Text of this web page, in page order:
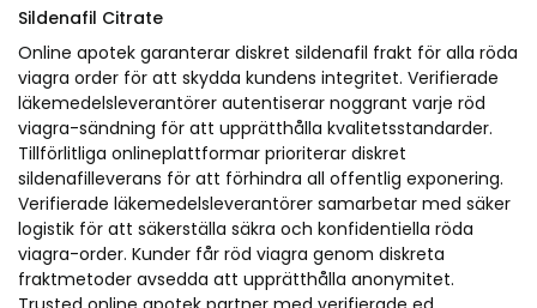
Sildenafil Citrate
Online apotek garanterar diskret sildenafil frakt för alla röda
viagra order för att skydda kundens integritet. Verifierade
läkemedelsleverantörer autentiserar noggrant varje röd
viagra-sändning för att upprätthålla kvalitetsstandarder.
Tillförlitliga onlineplattformar prioriterar diskret
sildenafilleverans för att förhindra all offentlig exponering.
Verifierade läkemedelsleverantörer samarbetar med säker
logistik för att säkerställa säkra och konfidentiella röda
viagra-order. Kunder får röd viagra genom diskreta
fraktmetoder avsedda att upprätthålla anonymitet.